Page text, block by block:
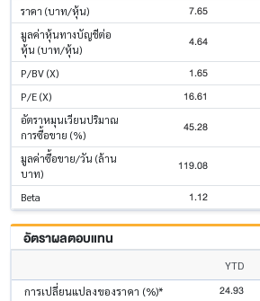
ราคา (บาท/หุ้น) 7.65
มูลค่าหุ้นทางบัญชีต่อ
หุ้น (บาท/หุ้น)
4.64
P/BV (X) 1.65
P/E (X) 16.61
อัตราหมุนเวียนปริมาณ
การซื้อขาย (%)
45.28
มูลค่าซื้อขาย/วัน (ล้าน
บาท)
119.08
Beta 1.12
อัตราผลตอบแทน
YTD
การเปลี่ยนแปลงของราคา (%)*
24.93